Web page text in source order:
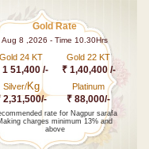
Gold Rate
Aug 8 ,2026 - Time 10.30Hrs
Gold 24 KT
1 51,400 /-
Gold 22 KT
₹ 1,40,400 /-
Silver/Kg
2,31,500/-
Platinum
₹ 88,000/-
rate for Nagpur sarafa
charges minimum 13% and
above